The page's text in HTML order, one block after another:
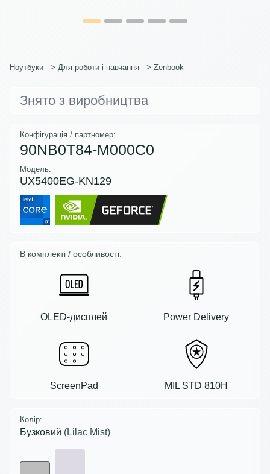
Ноутбуки > Для роботи і навчання > Zenbook
Знято з виробництва
Конфігурація / партномер:
90NB0T84-M000C0
Модель:
UX5400EG-KN129
В комплекті / особливості:
OLED-дисплей Power Delivery
ScreenPad MIL STD 810H
Колір:
Бузковий (Lilac Mist)